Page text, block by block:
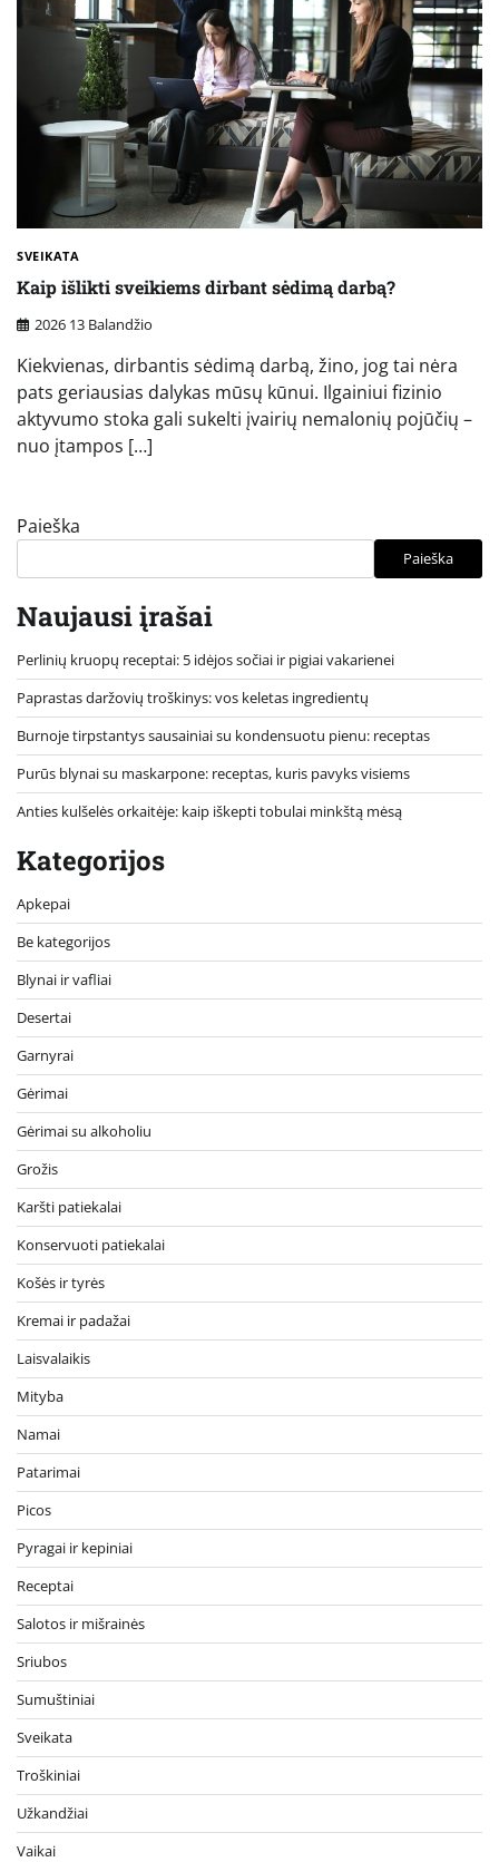
SVEIKATA
Kaip išlikti sveikiems dirbant sėdimą darbą?
2026 13 Balandžio
Kiekvienas, dirbantis sėdimą darbą, žino, jog tai nėra
pats geriausias dalykas mūsų kūnui. Ilgainiui fizinio
aktyvumo stoka gali sukelti įvairių nemalonių pojūčių –
nuo įtampos […]
Paieška
Paieška
Naujausi įrašai
Perlinių kruopų receptai: 5 idėjos sočiai ir pigiai vakarienei
Paprastas daržovių troškinys: vos keletas ingredientų
Burnoje tirpstantys sausainiai su kondensuotu pienu: receptas
Purūs blynai su maskarpone: receptas, kuris pavyks visiems
Anties kulšelės orkaitėje: kaip iškepti tobulai minkštą mėsą
Kategorijos
Apkepai
Be kategorijos
Blynai ir vafliai
Desertai
Garnyrai
Gėrimai
Gėrimai su alkoholiu
Grožis
Karšti patiekalai
Konservuoti patiekalai
Košės ir tyrės
Kremai ir padažai
Laisvalaikis
Mityba
Namai
Patarimai
Picos
Pyragai ir kepiniai
Receptai
Salotos ir mišrainės
Sriubos
Sumuštiniai
Sveikata
Troškiniai
Užkandžiai
Vaikai